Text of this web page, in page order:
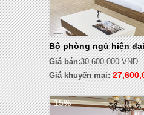
Bộ phòng ngủ hiện
Giá bán:30,600,000 VNĐ
Giá khuyến mại:
- 15%